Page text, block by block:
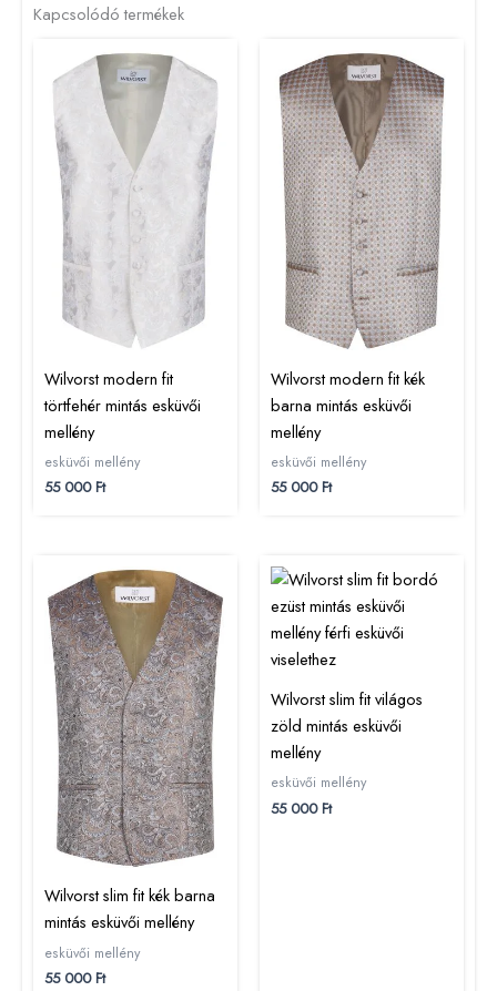
Kapcsolódó termékek
Wilvorst modern fit
törtfehér mintás esküvői
mellény
esküvői mellény
55 000Ft
Wilvorst modern fit kék
barna mintás esküvői
mellény
esküvői mellény
55 000Ft
Wilvorst slim fit kék barna
mintás esküvői mellény
esküvői mellény
55 000Ft
Wilvorst slim fit világos
zöld mintás esküvői
mellény
esküvői mellény
55 000Ft